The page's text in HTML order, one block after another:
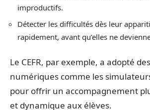
improductifs.
Détecter les difficultés dès leur
rapidement, avant qu’elles ne
Le CEFR, par exemple, a adopté
numériques comme les
pour offrir un accompagnement
et dynamique aux élèves.